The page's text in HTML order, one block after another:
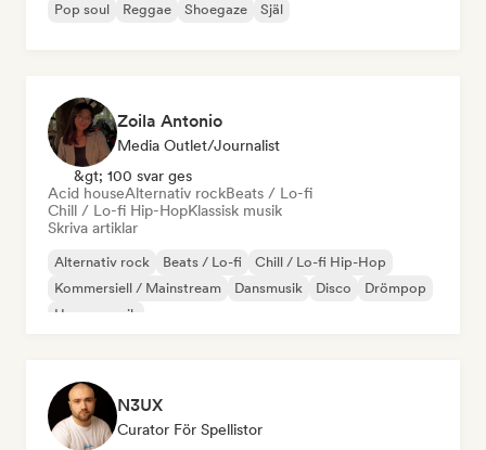
Pop soul
Reggae Shoegaze Själ
Zoila Antonio
Media Outlet/Journalist
&gt; 100 svar ges
Acid houseAlternativ rockBeats / Lo-fi
Chill / Lo-fi Hip-HopKlassisk musik
Skriva artiklar
Alternativ rock Beats / Lo-fi
Chill / Lo-fi Hip-Hop
Kommersiell / Mainstream
Dansmusik Disco
Drömpop
House-musik
N3UX
Curator För Spellistor